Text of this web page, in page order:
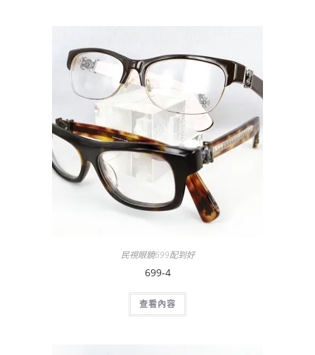
民視眼鏡699配到好
699-4
查看內容